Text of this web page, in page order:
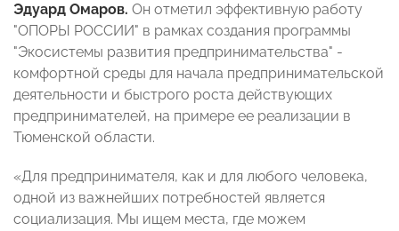
Эдуард Омаров. Он отметил эффективную работу
"ОПОРЫ РОССИИ" в рамках создания программы
"Экосистемы развития предпринимательства" -
комфортной среды для начала предпринимательской
деятельности и быстрого роста действующих
предпринимателей, на примере ее реализации в
Тюменской области.
«Для предпринимателя, как и для любого человека,
одной из важнейших потребностей является
социализация. Мы ищем места, где можем